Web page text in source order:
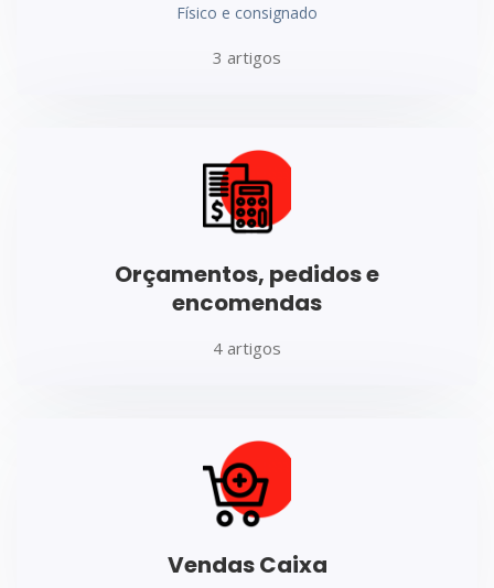
Físico e consignado
3 artigos
Orçamentos, pedidos e
encomendas
4 artigos
Vendas Caixa